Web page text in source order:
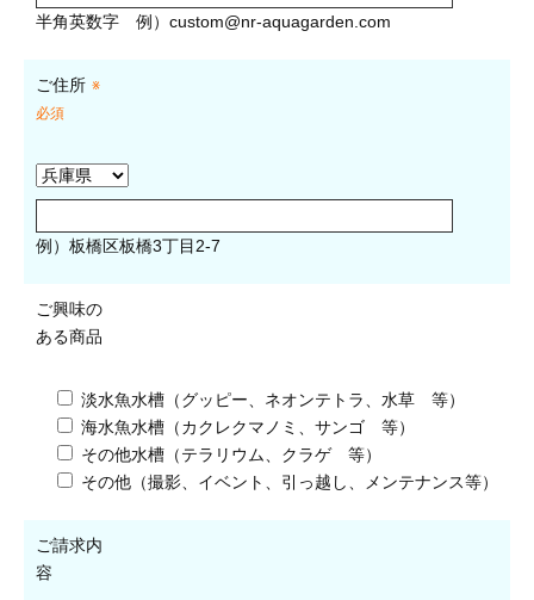
半角英数字 例） custom@nr-aquagarden.com
ご住所 ※
必須
例）板橋区板橋3丁目2-7
ご興味の
ある商品
淡水魚水槽（グッピー、ネオンテトラ、水草 等）
海水魚水槽（カクレクマノミ、サンゴ 等）
その他水槽（テラリウム、クラゲ 等）
その他（撮影、イベント、引っ越し、メンテナンス等）
ご請求内
容